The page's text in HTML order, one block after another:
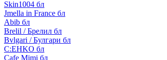
Skin1004 бл
Jmella in France бл
Abib бл
Brelil / Брелил бл
Bvlgari / Булгари бл
C:EHKO бл
Cafe Mimi бл